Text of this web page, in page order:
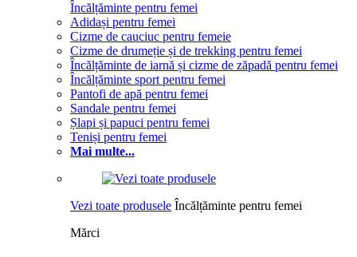
Încălțăminte pentru femei
Adidași pentru femei
Cizme de cauciuc pentru femeie
Cizme de drumeție și de trekking pentru femei
Încălțăminte de iarnă și cizme de zăpadă pentru femei
Încălțăminte sport pentru femei
Pantofi de apă pentru femei
Sandale pentru femei
Șlapi și papuci pentru femei
Teniși pentru femei
Mai multe...
Vezi toate produsele Încălțăminte pentru femei
Mărci